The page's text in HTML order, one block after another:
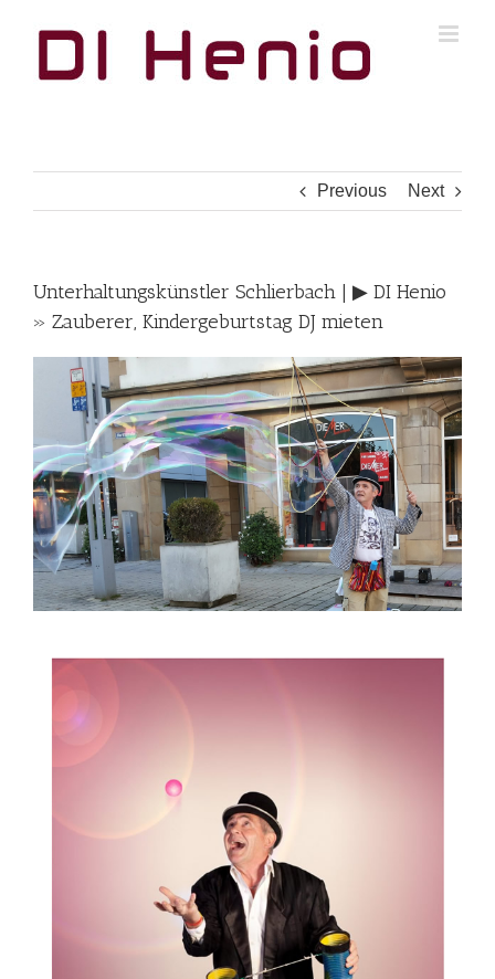
Previous Next
Unterhaltungskünstler Schlierbach | ▶︎ DI Henio
» Zauberer, Kindergeburtstag DJ mieten